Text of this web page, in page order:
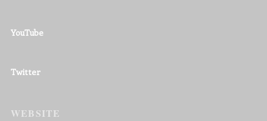
YouTube
Twitter
WEBSITE